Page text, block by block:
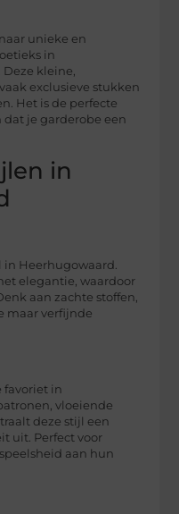
unieke en
in
kleine,
exclusieve stukken
Het is de perfecte
dat je garderobe een
in
Heerhugowaard.
elegantie, waardoor
aan zachte stoffen,
maar verfijnde
favoriet in
vloeiende
deze stijl een
uit. Perfect voor
aan hun